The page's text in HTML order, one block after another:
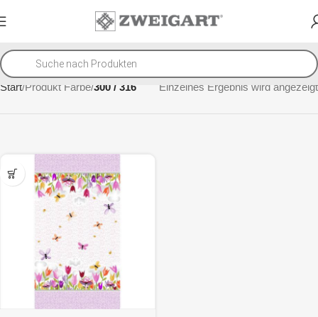
Start Produkt Farbe 300 / 316 Einzelnes Ergebnis wird angezeigt